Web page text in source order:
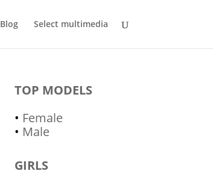
Blog Select multimedia
TOP MODELS
• Female
• Male
GIRLS